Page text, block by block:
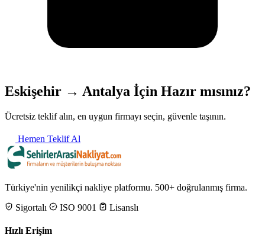
Eskişehir → Antalya İçin Hazır mısınız?
Ücretsiz teklif alın, en uygun firmayı seçin, güvenle taşının.
Hemen Teklif Al
Türkiye'nin yenilikçi nakliye platformu. 500+ doğrulanmış firma.
Sigortalı
ISO 9001 Lisanslı
Hızlı Erişim